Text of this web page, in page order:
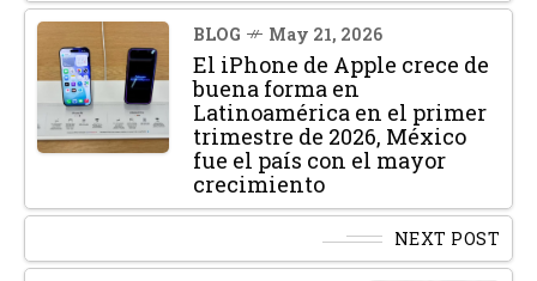
BLOG May 21, 2026
El iPhone de Apple crece de
buena forma en
Latinoamérica en el primer
trimestre de 2026, México
fue el país con el mayor
crecimiento
NEXT POST